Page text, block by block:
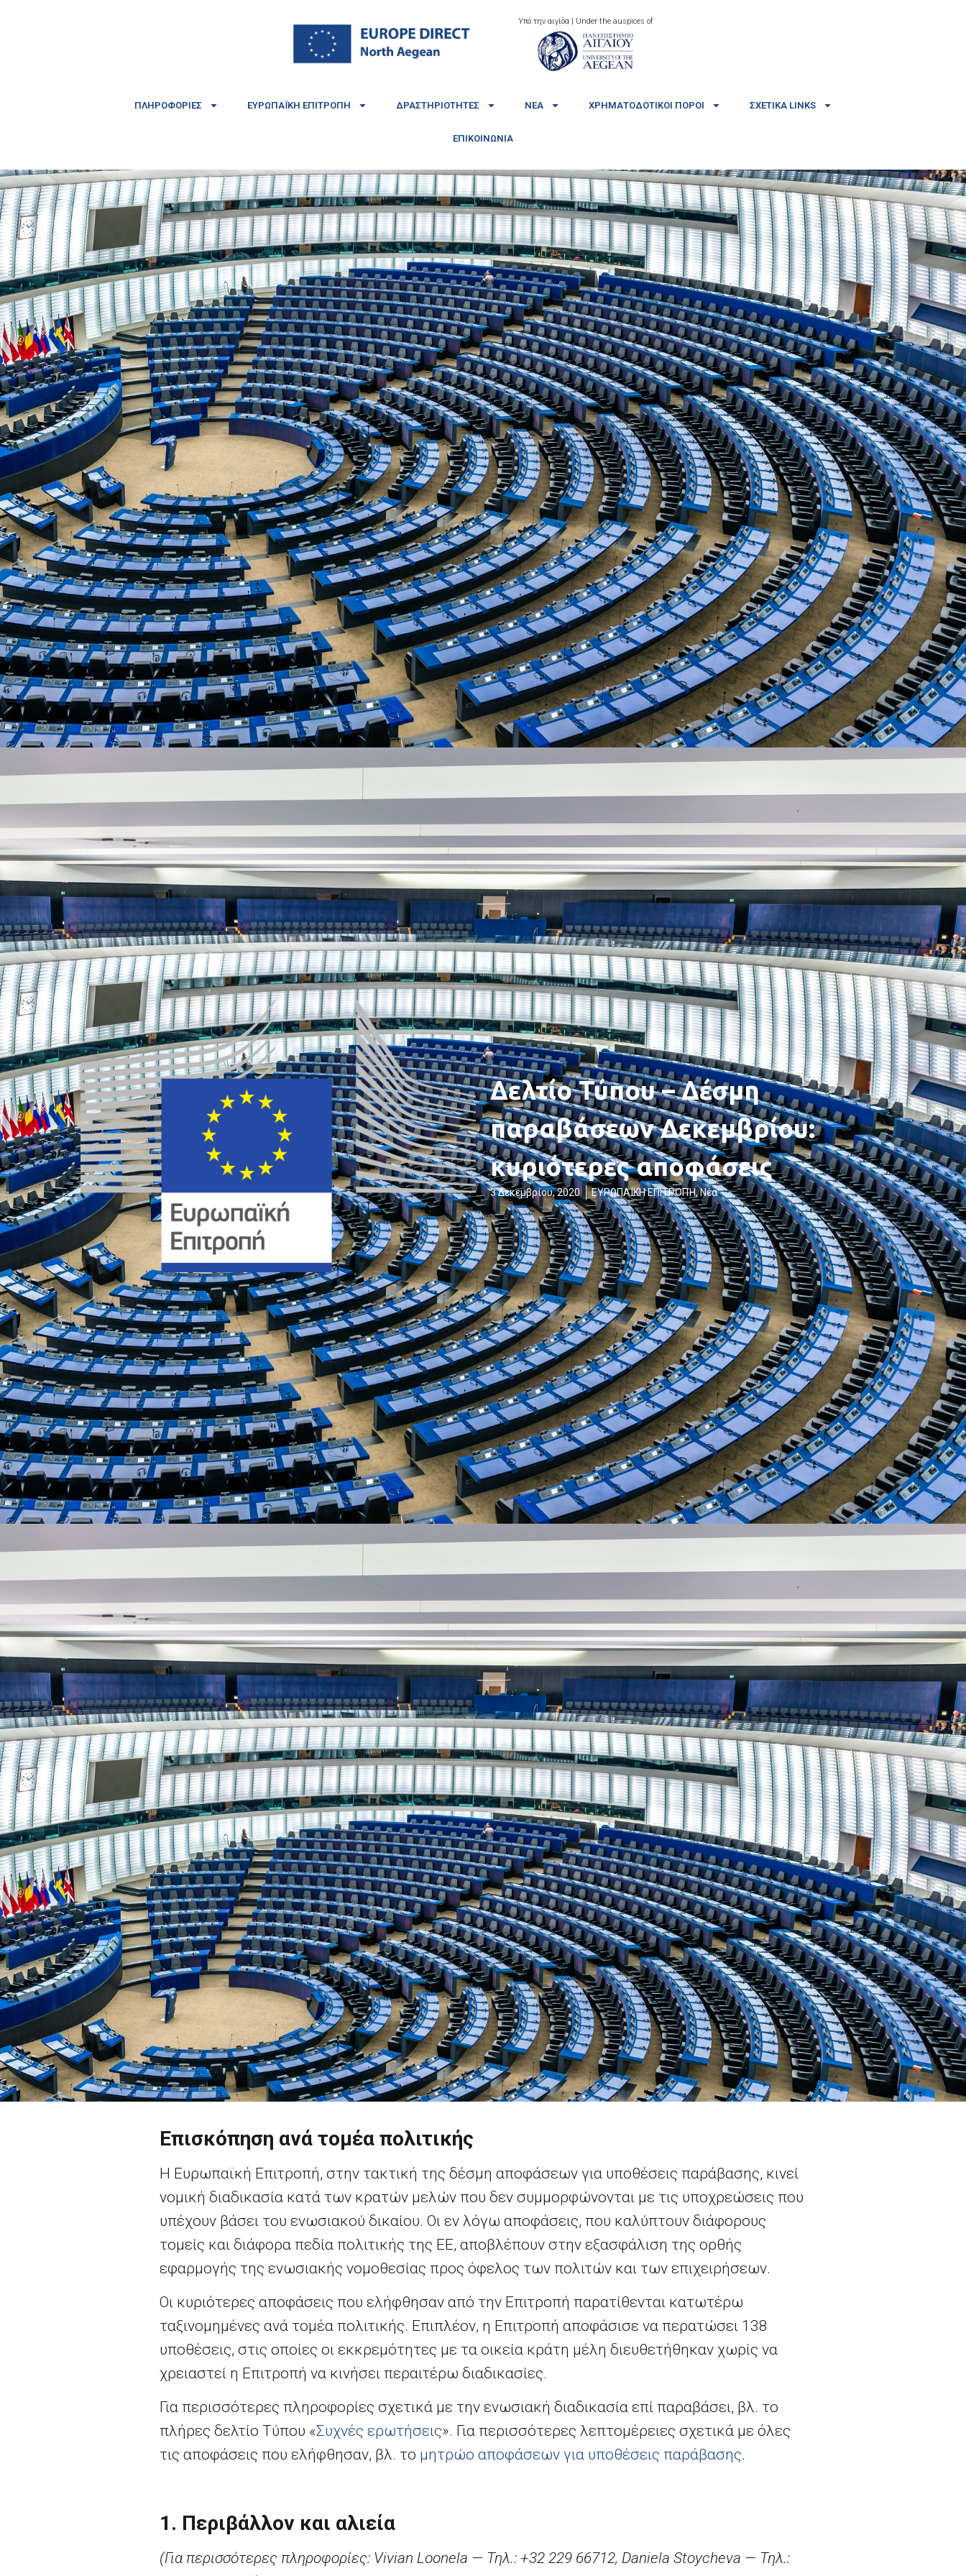
Υπό την αιγίδα | Under the auspices of
ΠΛΗΡΟΦΟΡΊΕΣ ΕΥΡΩΠΑΪΚΉ ΕΠΙΤΡΟΠΉ ΔΡΑΣΤΗΡΙΌΤΗΤΕΣ ΝΈΑ ΧΡΗΜΑΤΟΔΟΤΙΚΟΊ ΠΌΡΟΙ ΣΧΕΤΙΚΆ LINKS
ΕΠΙΚΟΙΝΩΝΊΑ
Δελτίο Τύπου – Δέσμη
παραβάσεων Δεκεμβρίου:
κυριότερες αποφάσεις
3 Δεκεμβρίου, 2020 ΕΥΡΩΠΑΪΚΗ ΕΠΙΤΡΟΠΉ,Νέα
Επισκόπηση ανά τομέα πολιτικής
Η Ευρωπαϊκή Επιτροπή, στην τακτική της δέσμη αποφάσεων για υποθέσεις παράβασης, κινεί
νομική διαδικασία κατά των κρατών μελών που δεν συμμορφώνονται με τις υποχρεώσεις που
υπέχουν βάσει του ενωσιακού δικαίου. Οι εν λόγω αποφάσεις, που καλύπτουν διάφορους
τομείς και διάφορα πεδία πολιτικής της ΕΕ, αποβλέπουν στην εξασφάλιση της ορθής
εφαρμογής της ενωσιακής νομοθεσίας προς όφελος των πολιτών και των επιχειρήσεων.
Οι κυριότερες αποφάσεις που ελήφθησαν από την Επιτροπή παρατίθενται κατωτέρω
ταξινομημένες ανά τομέα πολιτικής. Επιπλέον, η Επιτροπή αποφάσισε να περατώσει 138
υποθέσεις, στις οποίες οι εκκρεμότητες με τα οικεία κράτη μέλη διευθετήθηκαν χωρίς να
χρειαστεί η Επιτροπή να κινήσει περαιτέρω διαδικασίες.
Για περισσότερες πληροφορίες σχετικά με την ενωσιακή διαδικασία επί παραβάσει, βλ. το
πλήρες δελτίο Τύπου «Συχνές ερωτήσεις». Για περισσότερες λεπτομέρειες σχετικά με όλες
τις αποφάσεις που ελήφθησαν, βλ. το μητρώο αποφάσεων για υποθέσεις παράβασης.
1. Περιβάλλον και αλιεία
(Για περισσότερες πληροφορίες: Vivian Loonela — Τηλ.: +32 229 66712, Daniela Stoycheva — Τηλ.: